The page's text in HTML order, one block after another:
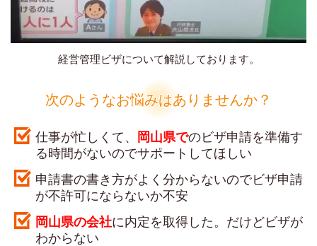
経営管理ビザについて解説しております。
次のようなお悩みはありませんか？
仕事が忙しくて、 岡山県でのビザ申請を準備す
る時間がないのでサポートしてほしい
申請書の書き方がよく分からないのでビザ申請
が不許可にならないか不安
岡山県の会社に内定を取得した。だけどビザが
わからない